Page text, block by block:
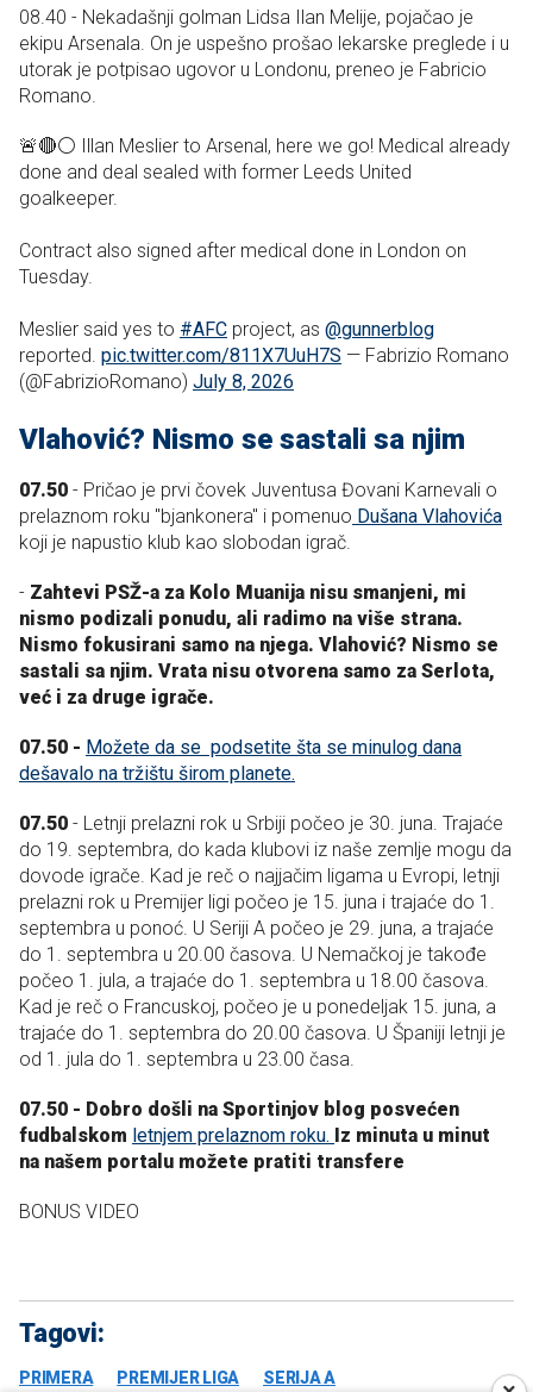
08.40 - Nekadašnji golman Lidsa Ilan Melije, pojačao je
ekipu Arsenala. On je uspešno prošao lekarske preglede i u
utorak je potpisao ugovor u Londonu, preneo je Fabricio
Romano.
🚨🔴⚪️ Illan Meslier to Arsenal, here we go! Medical already
done and deal sealed with former Leeds United
goalkeeper.
Contract also signed after medical done in London on
Tuesday.
Meslier said yes to #AFC project, as @gunnerblog
reported. pic.twitter.com/811X7UuH7S — Fabrizio Romano
(@FabrizioRomano) July 8, 2026
Vlahović? Nismo se sastali sa njim
07.50 - Pričao je prvi čovek Juventusa Đovani Karnevali o
prelaznom roku "bjankonera" i pomenuo Dušana Vlahovića
koji je napustio klub kao slobodan igrač.
- Zahtevi PSŽ-a za Kolo Muanija nisu smanjeni, mi
nismo podizali ponudu, ali radimo na više strana.
Nismo fokusirani samo na njega. Vlahović? Nismo se
sastali sa njim. Vrata nisu otvorena samo za Serlota,
već i za druge igrače.
07.50 - Možete da se podsetite šta se minulog dana
dešavalo na tržištu širom planete.
07.50 - Letnji prelazni rok u Srbiji počeo je 30. juna. Trajaće
do 19. septembra, do kada klubovi iz naše zemlje mogu da
dovode igrače. Kad je reč o najjačim ligama u Evropi, letnji
prelazni rok u Premijer ligi počeo je 15. juna i trajaće do 1.
septembra u ponoć. U Seriji A počeo je 29. juna, a trajaće
do 1. septembra u 20.00 časova. U Nemačkoj je takođe
počeo 1. jula, a trajaće do 1. septembra u 18.00 časova.
Kad je reč o Francuskoj, počeo je u ponedeljak 15. juna, a
trajaće do 1. septembra do 20.00 časova. U Španiji letnji je
od 1. jula do 1. septembra u 23.00 časa.
07.50 - Dobro došli na Sportinjov blog posvećen
fudbalskom letnjem prelaznom roku. Iz minuta u minut
na našem portalu možete pratiti transfere
BONUS VIDEO
Tagovi:
PRIMERA PREMIJER LIGA SERIJA A